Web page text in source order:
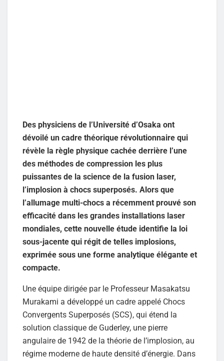
Des physiciens de l’Université d’Osaka ont
dévoilé un cadre théorique révolutionnaire qui
révèle la règle physique cachée derrière l’une
des méthodes de compression les plus
puissantes de la science de la fusion laser,
l’implosion à chocs superposés. Alors que
l’allumage multi-chocs a récemment prouvé son
efficacité dans les grandes installations laser
mondiales, cette nouvelle étude identifie la loi
sous-jacente qui régit de telles implosions,
exprimée sous une forme analytique élégante et
compacte.
Une équipe dirigée par le Professeur Masakatsu
Murakami a développé un cadre appelé Chocs
Convergents Superposés (SCS), qui étend la
solution classique de Guderley, une pierre
angulaire de 1942 de la théorie de l’implosion, au
régime moderne de haute densité d’énergie. Dans